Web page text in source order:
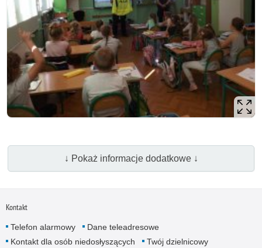
↓ Pokaż informacje dodatkowe ↓
Kontakt
Telefon alarmowy
Dane teleadresowe
Kontakt dla osób niedosłyszących
Twój dzielnicowy